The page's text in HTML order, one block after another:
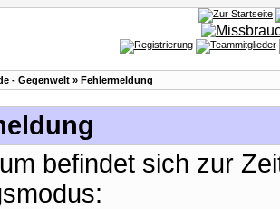
- Gegenwelt» Fehlermeldung
befindet sich zur